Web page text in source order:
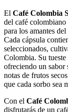
El Café Colombia
del café colombiano
para los amantes
Cada cápsula
seleccionados,
Colombia. Su
ofreciendo un sabor
notas de frutos
que cada sorbo sea
Con el Café
disfrutarás de un